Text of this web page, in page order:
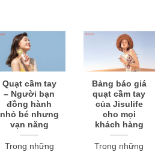
Quạt cầm tay
– Người bạn
đồng hành
nhỏ bé nhưng
vạn năng
Trong những
Bảng báo giá
quạt cầm tay
của Jisulife
cho mọi
khách hàng
Trong những